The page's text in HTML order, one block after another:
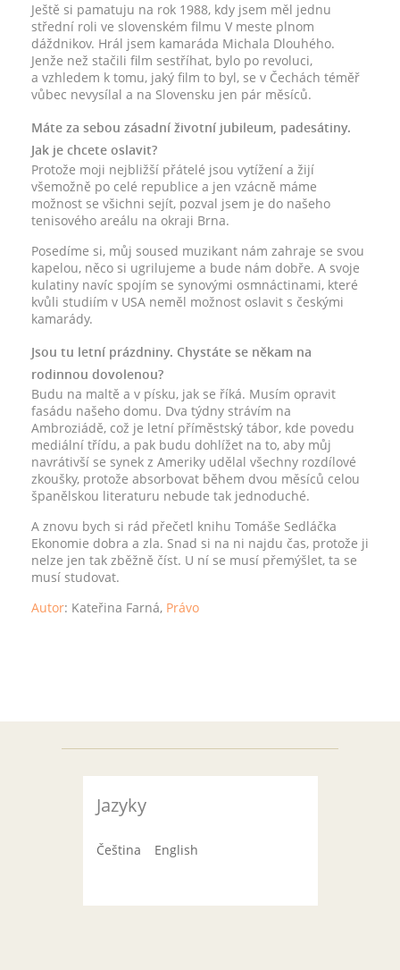
Ještě si pamatuju na rok 1988, kdy jsem měl jednu
střední roli ve slovenském filmu V meste plnom
dáždnikov. Hrál jsem kamaráda Michala Dlouhého.
Jenže než stačili film sestříhat, bylo po revoluci,
a vzhledem k tomu, jaký film to byl, se v Čechách téměř
vůbec nevysílal a na Slovensku jen pár měsíců.
Máte za sebou zásadní životní jubileum, padesátiny.
Jak je chcete oslavit?
Protože moji nejbližší přátelé jsou vytížení a žijí
všemožně po celé republice a jen vzácně máme
možnost se všichni sejít, pozval jsem je do našeho
tenisového areálu na okraji Brna.
Posedíme si, můj soused muzikant nám zahraje se svou
kapelou, něco si ugrilujeme a bude nám dobře. A svoje
kulatiny navíc spojím se synovými osmnáctinami, které
kvůli studiím v USA neměl možnost oslavit s českými
kamarády.
Jsou tu letní prázdniny. Chystáte se někam na
rodinnou dovolenou?
Budu na maltě a v písku, jak se říká. Musím opravit
fasádu našeho domu. Dva týdny strávím na
Ambroziádě, což je letní příměstský tábor, kde povedu
mediální třídu, a pak budu dohlížet na to, aby můj
navrátivší se synek z Ameriky udělal všechny rozdílové
zkoušky, protože absorbovat během dvou měsíců celou
španělskou literaturu nebude tak jednoduché.
A znovu bych si rád přečetl knihu Tomáše Sedláčka
Ekonomie dobra a zla. Snad si na ni najdu čas, protože ji
nelze jen tak zběžně číst. U ní se musí přemýšlet, ta se
musí studovat.
Autor: Kateřina Farná, Právo
Jazyky
Čeština English